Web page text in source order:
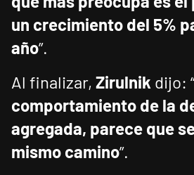
un crecimiento del 5%
año”.
Al finalizar, Zirulnik dijo: “
comportamiento de la
agregada, parece que
mismo camino”.